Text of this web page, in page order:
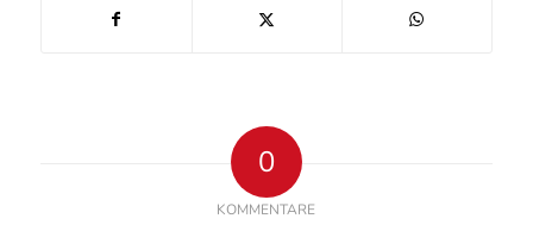
0
KOMMENTARE